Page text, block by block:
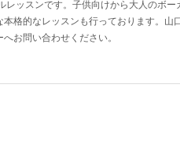
ッスンです。子供向けから大人のボ
格的なレッスンも行っております。山
お問い合わせください。